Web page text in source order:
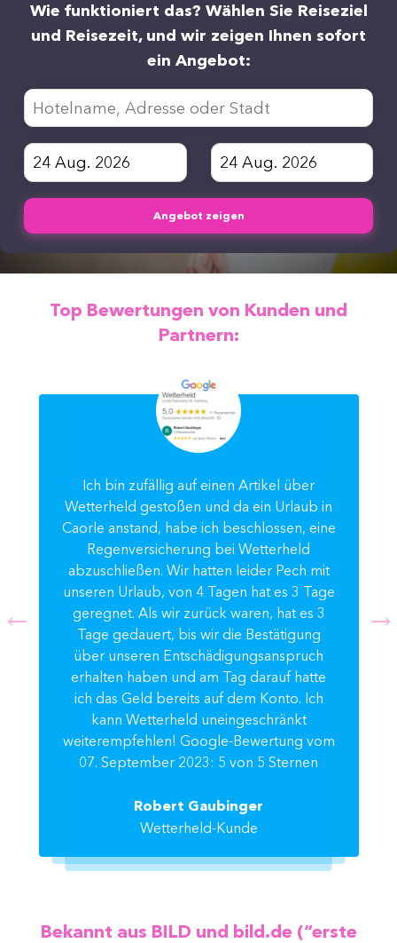
Wie funktioniert das? Wählen Sie Reiseziel
und Reisezeit, und wir zeigen Ihnen sofort
ein Angebot:
Angebot zeigen
Top Bewertungen von Kunden und
Partnern:
Ich bin zufällig auf einen Artikel über
Wetterheld gestoßen und da ein Urlaub in
Caorle anstand, habe ich beschlossen, eine
Regenversicherung bei Wetterheld
abzuschließen. Wir hatten leider Pech mit
unseren Urlaub, von 4 Tagen hat es 3 Tage
geregnet. Als wir zurück waren, hat es 3
Tage gedauert, bis wir die Bestätigung
über unseren Entschädigungsanspruch
erhalten haben und am Tag darauf hatte
ich das Geld bereits auf dem Konto. Ich
kann Wetterheld uneingeschränkt
weiterempfehlen! Google-Bewertung vom
07. September 2023: 5 von 5 Sternen
Robert Gaubinger
Wetterheld-Kunde
Bekannt aus BILD und bild.de (“erste